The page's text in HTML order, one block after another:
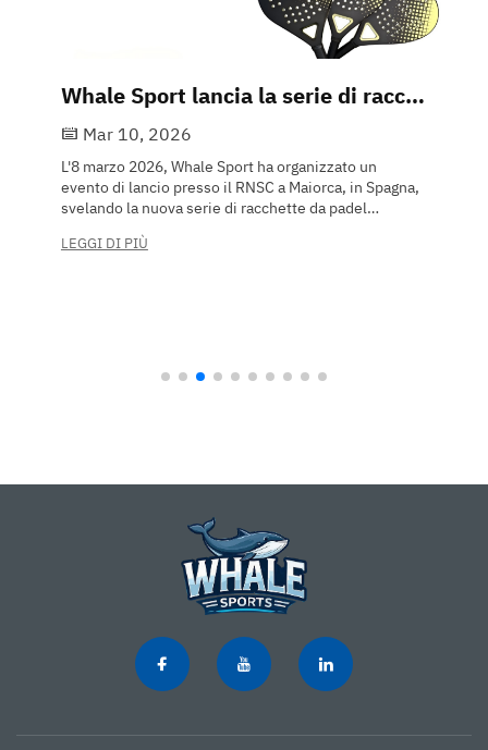
Whale Sport lancia la serie di racchette da padel in fibra di carbonio con prepreg di grado aerospaziale
Mar 10, 2026
L'8 marzo 2026, Whale Sport ha organizzato un
evento di lancio presso il RNSC a Maiorca, in Spagna,
svelando la nuova serie di racchette da padel
preimpregnato in fibra di carbonio Toray T700, con
LEGGI DI PIÙ